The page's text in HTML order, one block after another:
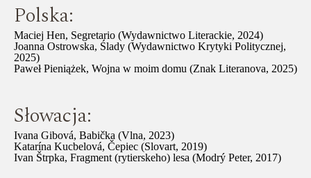
Polska:
Maciej Hen, Segretario (Wydawnictwo Literackie, 2024)
Joanna Ostrowska, Ślady (Wydawnictwo Krytyki Politycznej,
2025)
Paweł Pieniążek, Wojna w moim domu (Znak Literanova, 2025)
Słowacja:
Ivana Gibová, Babička (Vlna, 2023)
Katarína Kucbelová, Čepiec (Slovart, 2019)
Ivan Štrpka, Fragment (rytierskeho) lesa (Modrý Peter, 2017)